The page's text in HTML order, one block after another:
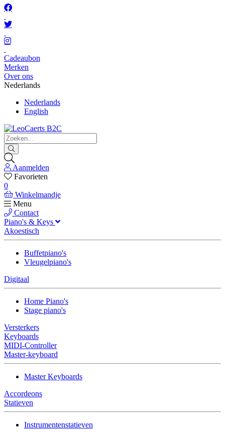
Cadeaubon
Merken
Over ons
Nederlands
Nederlands
English
Aanmelden
Favorieten
0
Winkelmandje
Menu
Contact
Piano's & Keys
Akoestisch
Buffetpiano's
Vleugelpiano's
Digitaal
Home Piano's
Stage piano's
Versterkers
Keyboards
MIDI-Controller
Master-keyboard
Master Keyboards
Accordeons
Statieven
Instrumentenstatieven